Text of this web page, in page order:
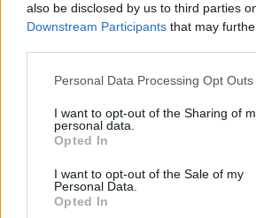
also be disclosed by us to third parties
Downstream Participants that may
Personal Data Processing Opt Outs
I want to opt-out of the Sharing of
personal data.
Opted In
I want to opt-out of the Sale of my
Personal Data.
Opted In
Récords
Hoy